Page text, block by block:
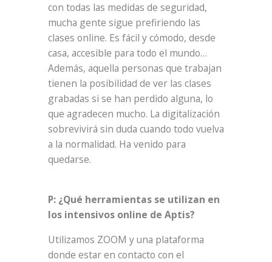
con todas las medidas de seguridad,
mucha gente sigue prefiriendo las
clases online. Es fácil y cómodo, desde
casa, accesible para todo el mundo…
Además, aquella personas que trabajan
tienen la posibilidad de ver las clases
grabadas si se han perdido alguna, lo
que agradecen mucho. La digitalización
sobrevivirá sin duda cuando todo vuelva
a la normalidad. Ha venido para
quedarse.
P: ¿Qué herramientas se utilizan en
los intensivos online de Aptis?
Utilizamos ZOOM y una plataforma
donde estar en contacto con el